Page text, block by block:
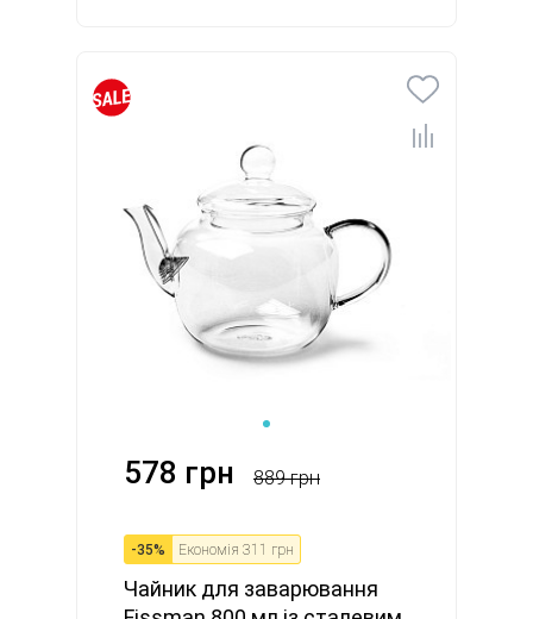
578 грн 889 грн
-35% Економія 311 грн
Чайник для заварювання